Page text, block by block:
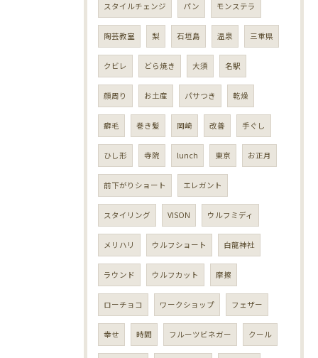
スタイルチェンジ パン モンステラ
陶芸教室 梨 石垣島 温泉 三重県
クビレ どら焼き 大須 名駅
顔周り お土産 パサつき 乾燥
癖毛 巻き髪 岡崎 改善 手ぐし
ひし形 寺院 lunch 東京 お正月
前下がりショート エレガント
スタイリング VISON ウルフミディ
メリハリ ウルフショート 白龍神社
ラウンド ウルフカット 摩擦
ローチョコ ワークショップ フェザー
幸せ 時間 フルーツビネガー クール